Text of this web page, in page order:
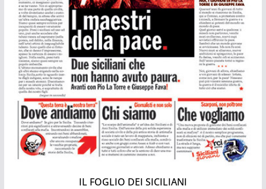
IL FOGLIO DEI SICILIANI